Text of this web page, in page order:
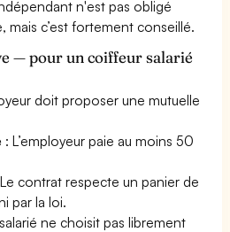
n'est pas obligé
mais c’est fortement conseillé.
— pour un coiffeur salarié
doit proposer une mutuelle
: L’employeur paie au moins 50
contrat respecte un panier de
par la loi.
ne choisit pas librement